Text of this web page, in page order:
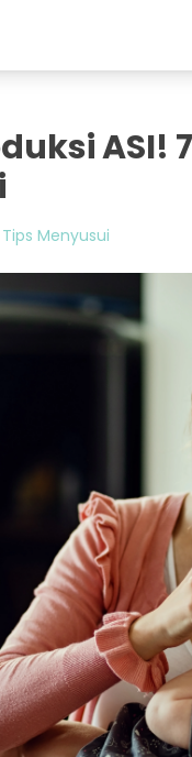
ASI!
Tips Menyusui